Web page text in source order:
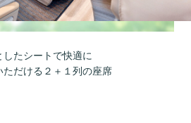
したシートで快適に
ただける２＋１列の座席